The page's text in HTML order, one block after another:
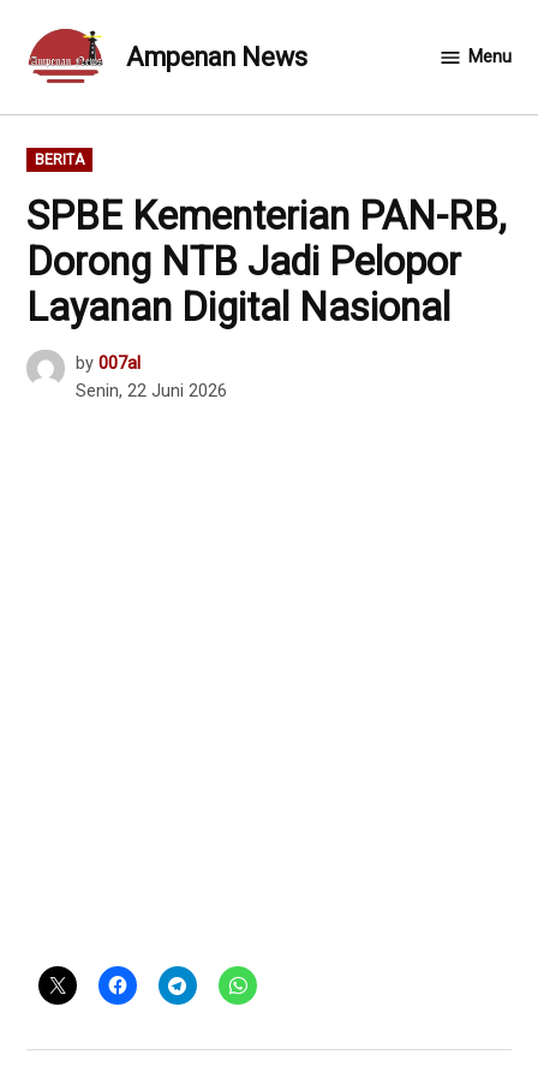
content
Ampenan News Menu
POSTED
IN
BERITA
SPBE Kementerian PAN-RB,
Dorong NTB Jadi Pelopor
Layanan Digital Nasional
by 007al
Senin, 22 Juni 2026